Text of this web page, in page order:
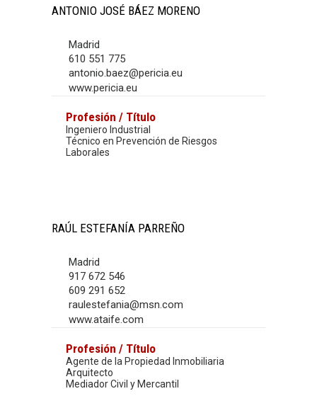
ANTONIO JOSÉ BÁEZ MORENO
Madrid
610 551 775
antonio.baez@pericia.eu
www.pericia.eu
Profesión / Título
Ingeniero Industrial
Técnico en Prevención de Riesgos
Laborales
RAÚL ESTEFANÍA PARREÑO
Madrid
917 672 546
609 291 652
raulestefania@msn.com
www.ataife.com
Profesión / Título
Agente de la Propiedad Inmobiliaria
Arquitecto
Mediador Civil y Mercantil